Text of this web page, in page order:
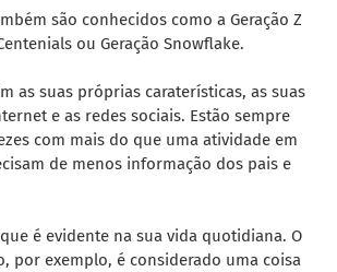
são conhecidos como aGeração Z
ou Geração Snowflake.
as suas próprias caraterísticas, as suas
e as redes sociais. Estão sempre
com mais do que uma atividade em
de menos informação dos pais e
é evidente na sua vida quotidiana. O
por exemplo, é considerado uma coisa